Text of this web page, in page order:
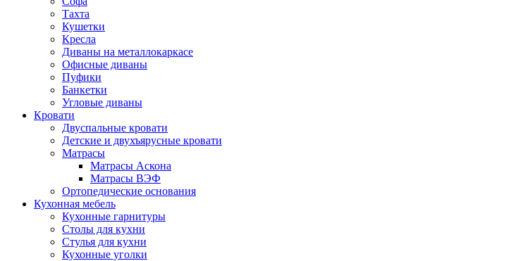
Тахта
Кушетки
Кресла
Диваны на металлокаркасе
Офисные диваны
Пуфики
Банкетки
Угловые диваны
Кровати
Двуспальные кровати
Детские и двухъярусные кровати
Матрасы
Матрасы Аскона
Матрасы ВЭФ
Ортопедические основания
Кухонная мебель
Кухонные гарнитуры
Столы для кухни
Стулья для кухни
Кухонные уголки